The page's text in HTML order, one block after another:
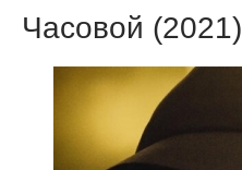
Часовой (2021)